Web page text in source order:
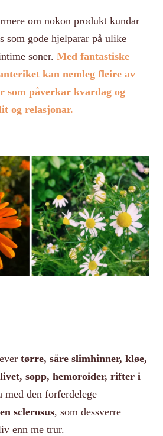
om nokon produkt kundar
som gode hjelparar på ulike
soner. Med fantastiske
kan nemleg fleire av
som påverkar kvardag og
og relasjonar.
tørre, såre slimhinner, kløe,
sopp, hemoroider, rifter i
med den forferdelege
sclerosus, som dessverre
enn me trur.